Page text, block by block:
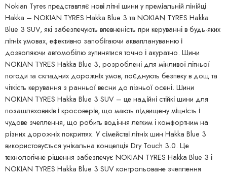
Nokian Tyres представляє нові літні шини у преміальній лінійці
Hakka – NOKIAN TYRES Hakka Blue 3 та NOKIAN TYRES Hakka
Blue 3 SUV, які забезпечують впевненість при керуванні в будь-яких
літніх умовах, ефективно запобігаючи акваплануванню і
дозволяючи автомобілю зупинятися точно і акуратно. Шини
NOKIAN TYRES Hakka Blue 3, розроблені для мінливої літньої
погоди та складних дорожніх умов, поєднують безпеку в дощ та
чіткість керування з ранньої весни до пізньої осені. Шини
NOKIAN TYRES Hakka Blue 3 SUV – це надійні стійкі шини для
позашляховиків і кросоверів, що мають підвищену міцність і
чудове зчеплення, що робить водіння легким і комфортним на
різних дорожніх покриттях. У сімействі літніх шин Hakka Blue 3
використовується унікальна концепція Dry Touch 3.0. Це
технологічне рішення забезпечує NOKIAN TYRES Hakka Blue 3 і
NOKIAN TYRES Hakka Blue 3 SUV контрольоване зчеплення